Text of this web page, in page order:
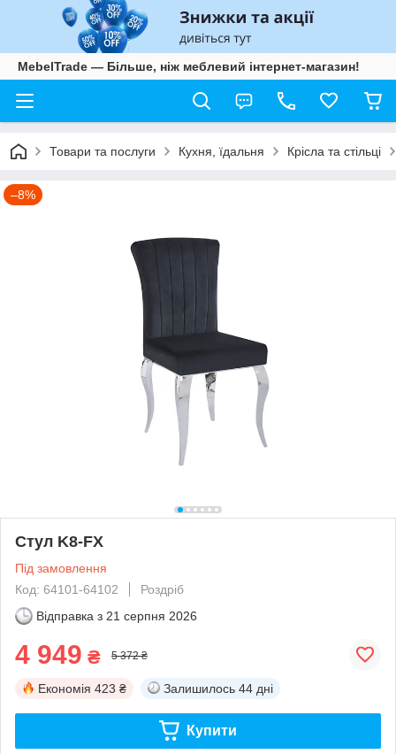
MebelTrade — Більше, ніж меблевий інтернет-магазин!
Товари та послуги Кухня, їдальня Крісла та стільці
–8%
Стул K8-FX
Під замовлення
Код: 64101-64102
Роздріб
Відправка з 21 серпня 2026
4 949 ₴ 5 372 ₴
Економія 423 ₴ Залишилось 44 дні
Купити